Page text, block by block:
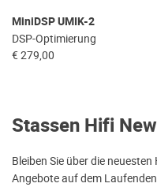
MiniDSP UMIK-2
DSP-Optimierung
€ 279,00
Stassen Hifi
Bleiben Sie über die
Angebote auf dem